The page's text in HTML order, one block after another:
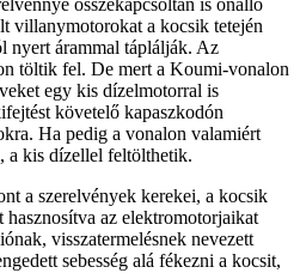
összekapcsoltan is önálló
villanymotorokat a kocsik tetején
nyert árammal táplálják. Az
töltik fel. De mert a Koumi-vonalon
egy kis dízelmotorral is
követelő kapaszkodón
Ha pedig a vonalon valamiért
a kis dízellel feltölthetik.
a szerelvények kerekei, a kocsik
hasznosítva az elektromotorjaikat
visszatermelésnek nevezett
sebesség alá fékezni a kocsit,